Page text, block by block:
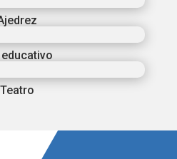
educativo
Teatro